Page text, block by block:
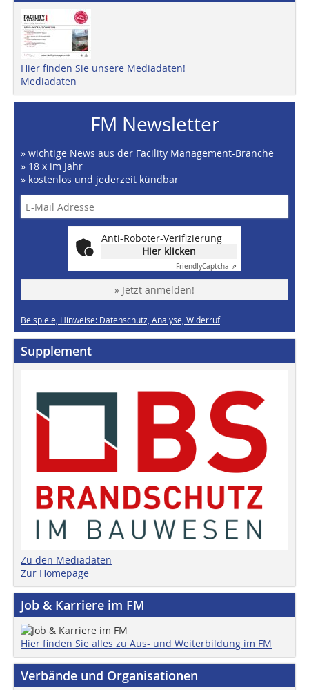
Hier finden Sie unsere Mediadaten!
Mediadaten
FM Newsletter
» wichtige News aus der Facility Management-Branche
» 18 x im Jahr
» kostenlos und jederzeit kündbar
Anti-Roboter-Verifizierung
Hier klicken
FriendlyCaptcha ⇗
» Jetzt anmelden!
Beispiele, Hinweise: Datenschutz, Analyse, Widerruf
Supplement
Zu den Mediadaten
Zur Homepage
Job & Karriere im FM
Hier finden Sie alles zu Aus- und Weiterbildung im FM
Verbände und Organisationen